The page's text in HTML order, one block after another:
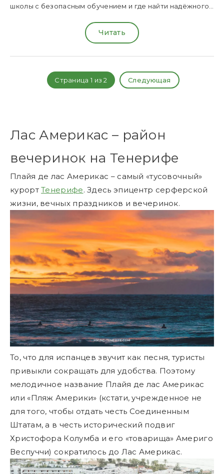
школы с безопасным обучением и где найти надёжного…
Читать
Страница 1 из 2 Следующая
Лас Америкас – район
вечеринок на Тенерифе
Плайя де лас Америкас – самый «тусовочный»
курортТенерифе. Здесь эпицентр серферской
жизни, вечных праздников и вечеринок.
То, что для испанцев звучит как песня, туристы
привыкли сокращать для удобства. Поэтому
мелодичное название Плайя де лас Америкас
или «Пляж Америки» (кстати, учрежденное не
для того, чтобы отдать честь Соединенным
Штатам, а в честь исторический подвиг
Христофора Колумба и его «товарища» Америго
Веспуччи) сократилось до Лас Америкас.